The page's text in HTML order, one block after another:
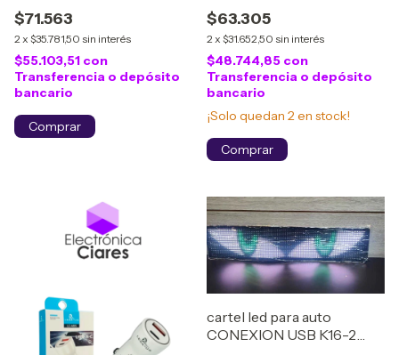
$71.563
2 x $35.781,50 sin interés
$55.103,51 con
Transferencia o depósito
bancario
$63.305
2 x $31.652,50 sin interés
$48.744,85 con
Transferencia o depósito
bancario
¡Solo quedan 2en stock!
cartel led para auto
CONEXION USB K16-2